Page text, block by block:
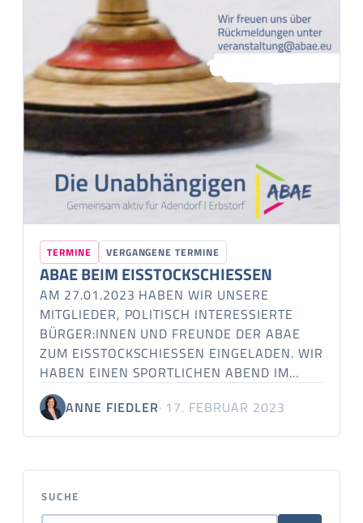
TERMINE VERGANGENE TERMINE
ABAE BEIM EISSTOCKSCHIESSEN
AM 27.01.2023 HABEN WIR UNSERE
MITGLIEDER, POLITISCH INTERESSIERTE
BÜRGER:INNEN UND FREUNDE DER ABAE
ZUM EISSTOCKSCHIESSEN EINGELADEN. WIR H
ABEN EINEN SPORTLICHEN ABEND IM…
ANNE FIEDLER· 17. FEBRUAR 2023
SUCHE